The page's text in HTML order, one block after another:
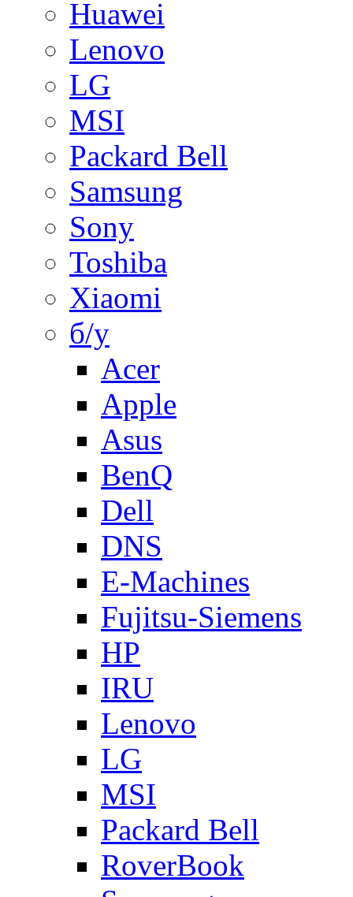
Huawei
Lenovo
LG
MSI
Packard Bell
Samsung
Sony
Toshiba
Xiaomi
б/у
Acer
Apple
Asus
BenQ
Dell
DNS
E-Machines
Fujitsu-Siemens
HP
IRU
Lenovo
LG
MSI
Packard Bell
RoverBook